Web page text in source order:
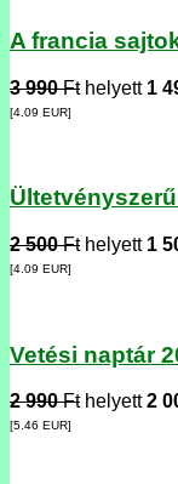
A francia
3 990 Fthelyett 1
[4.09 EUR]
2 500 Fthelyett 1
[4.09 EUR]
Vetési naptár
2 990 Fthelyett2
[5.46 EUR]